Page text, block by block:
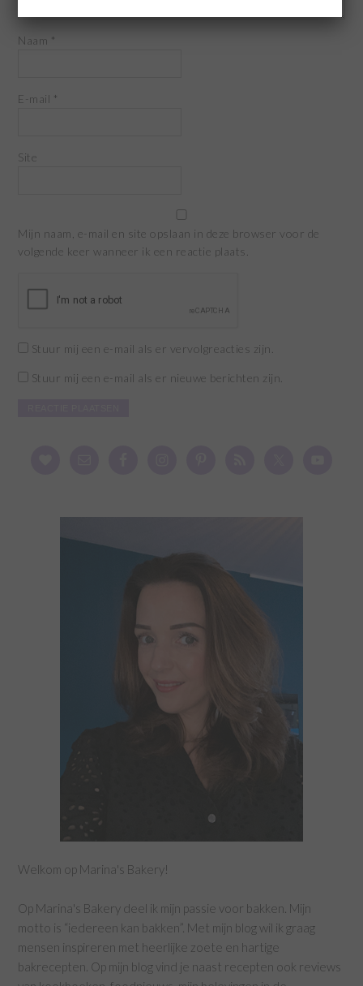
Naam *
E-mail *
Site
Mijn naam, e-mail en site opslaan in deze browser voor de
volgende keer wanneer ik een reactie plaats.
Stuur mij een e-mail als er vervolgreacties zijn.
Stuur mij een e-mail als er nieuwe berichten zijn.
Welkom op Marina's Bakery!
Op Marina's Bakery deel ik mijn passie voor bakken. Mijn
motto is “iedereen kan bakken”. Met mijn blog wil ik graag
mensen inspireren met heerlijke zoete en hartige
bakrecepten. Op mijn blog vind je naast recepten ook reviews